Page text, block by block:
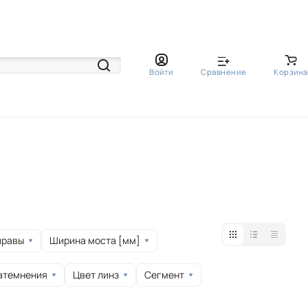
Войти Сравнение Корзина
Ширина моста [мм]
Цвет линз Сегмент